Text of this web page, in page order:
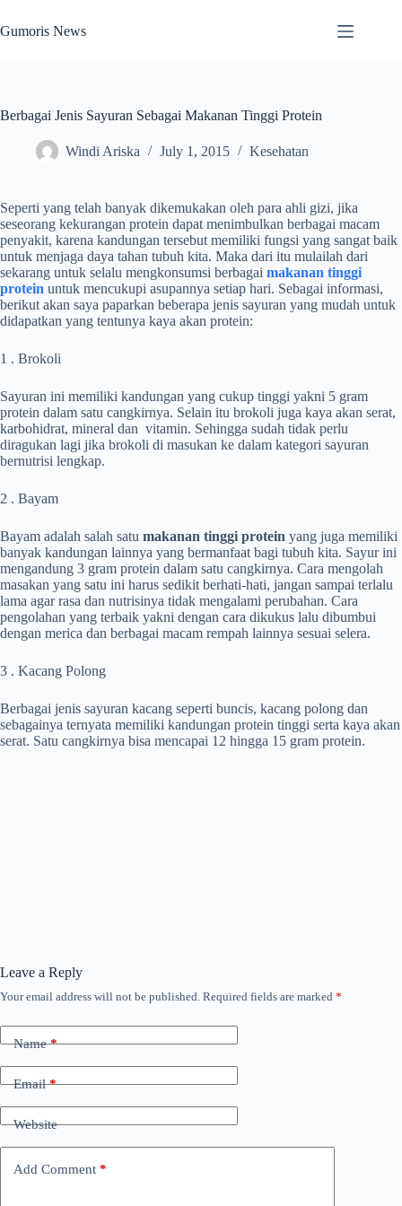
to
content
Gumoris News
Berbagai Jenis Sayuran Sebagai Makanan Tinggi Protein
Windi Ariska July 1, 2015 Kesehatan
Seperti yang telah banyak dikemukakan oleh para ahli gizi, jika
seseorang kekurangan protein dapat menimbulkan berbagai macam
penyakit, karena kandungan tersebut memiliki fungsi yang sangat baik
untuk menjaga daya tahan tubuh kita. Maka dari itu mulailah dari
sekarang untuk selalu mengkonsumsi berbagai makanan tinggi
protein untuk mencukupi asupannya setiap hari. Sebagai informasi,
berikut akan saya paparkan beberapa jenis sayuran yang mudah untuk
didapatkan yang tentunya kaya akan protein:
1 . Brokoli
Sayuran ini memiliki kandungan yang cukup tinggi yakni 5 gram
protein dalam satu cangkirnya. Selain itu brokoli juga kaya akan serat,
karbohidrat, mineral dan vitamin. Sehingga sudah tidak perlu
diragukan lagi jika brokoli di masukan ke dalam kategori sayuran
bernutrisi lengkap.
2 . Bayam
Bayam adalah salah satu makanan tinggi protein yang juga memiliki
banyak kandungan lainnya yang bermanfaat bagi tubuh kita. Sayur ini
mengandung 3 gram protein dalam satu cangkirnya. Cara mengolah
masakan yang satu ini harus sedikit berhati-hati, jangan sampai terlalu
lama agar rasa dan nutrisinya tidak mengalami perubahan. Cara
pengolahan yang terbaik yakni dengan cara dikukus lalu dibumbui
dengan merica dan berbagai macam rempah lainnya sesuai selera.
3 . Kacang Polong
Berbagai jenis sayuran kacang seperti buncis, kacang polong dan
sebagainya ternyata memiliki kandungan protein tinggi serta kaya akan
serat. Satu cangkirnya bisa mencapai 12 hingga 15 gram protein.
Leave a Reply
Your email address will not be published. Required fields are marked *
Name*
Email*
Website
Add Comment *